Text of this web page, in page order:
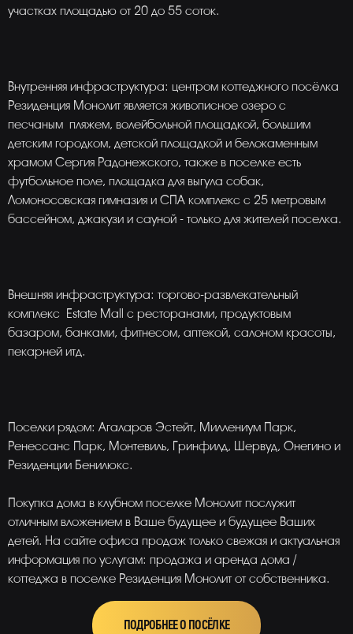
участках площадью от 20 до 55 соток.
Внутренняя инфраструктура: центром коттеджного посёлка
Резиденция Монолит является живописное озеро с
песчаным пляжем, волейбольной площадкой, большим
детским городком, детской площадкой и белокаменным
храмом Сергия Радонежского, также в поселке есть
футбольное поле, площадка для выгула собак,
Ломоносовская гимназия и СПА комплекс с 25 метровым
бассейном, джакузи и сауной - только для жителей поселка.
Внешняя инфраструктура: торгово-развлекательный
комплекс Estate Mall c ресторанами, продуктовым
базаром, банками, фитнесом, аптекой, салоном красоты,
пекарней итд.
Поселки рядом: Агаларов Эстейт, Миллениум Парк,
Ренессанс Парк, Монтевиль, Гринфилд, Шервуд, Онегино и
Резиденции Бенилюкс.
Покупка дома в клубном поселке Монолит послужит
отличным вложением в Ваше будущее и будущее Ваших
детей. На сайте офиса продаж только свежая и актуальная
информация по услугам: продажа и аренда дома /
коттеджа в поселке Резиденция Монолит от собственника.
ПОДРОБНЕЕ О ПОСЁЛКЕ